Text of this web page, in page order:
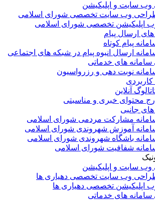
سایت و اپلیکیشن
وب سایت تخصصی شورای اسلامی
اپلیکیشن تخصصی شورای اسلامی
ارسال پیام
پیام کوتاه
ارسال انبوه پیام در شبکه های اجتماعی
های خدماتی
نوبت دهی و رزرواسیون
آنلاین
محتوای خبری و مناسبتی
جانبی
مشارکت مردمی شورای اسلامی
آموزش شهروندی شورای اسلامی
باشگاه شهروندی شورای اسلامی
شفافیت شورای اسلامی
سایت و اپلیکیشن
وب سایت تخصصی دهیاری ها
اپلیکیشن تخصصی دهیاری ها
های خدماتی